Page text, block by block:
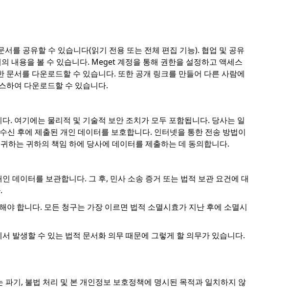
를 공유할 수 있습니다(읽기 전용 또는 전체 편집 기능). 협업 및 공유
내용을 볼 수 있습니다. Meget 계정을 통해 권한을 설정하고 액세스
서를 다운로드할 수 있습니다. 또한 공개 링크를 만들어 다른 사람에
하여 다운로드할 수 있습니다.
. 여기에는 물리적 및 기술적 보안 조치가 모두 포함됩니다. 당사는 일
후에 제출된 개인 데이터를 보호합니다. 인터넷을 통한 전송 방법이
하는 귀하의 책임 하에 당사에 데이터를 제출하는 데 동의합니다.
데이터를 보관합니다. 그 후, 민사 소송 증거 또는 법적 보관 요건에 대
합니다. 모든 청구는 가장 이르면 법적 소멸시효가 지난 후에 소멸시
발생할 수 있는 법적 문서화 의무 때문에 그렇게 할 의무가 있습니다.
기, 불법 처리 및 본 개인정보 보호정책에 명시된 목적과 일치하지 않